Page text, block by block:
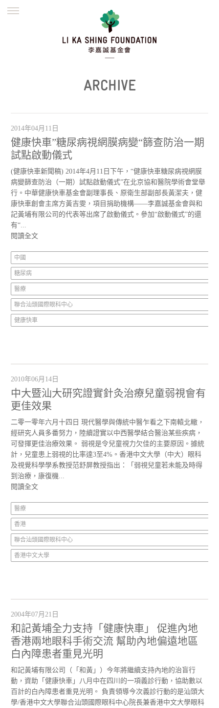
繁體
ARCHIVE
2014年04月11日
健康快車”糖尿病視網膜病變“篩查防治一期
試點啟動儀式
(健康快車新聞稿) 2014年4月11日下午，“健康快車糖尿病視網膜
病變篩查防治（一期）試點啟動儀式”在北京協和醫院學術會堂舉
行。中華健康快車基金會副理事長、原衛生部副部長黃潔夫，健
康快車創會主席方黃吉雯，項目捐助機構——李嘉誠基金會與和
記黃埔有限公司的代表等出席了啟動儀式。參加“啟動儀式”的還
有“...
閱讀全文
中國
糖尿病
醫療
聯合汕頭國際眼科中心
健康快車
2010年06月14日
中大暨汕大研究證實針灸治療兒童弱視會有
更佳效果
二零一零年六月十四日 現代醫學與傳統中醫乍看之下南轅北轍，
經研究人員多番努力，陸續證實以中西醫學結合醫治某些疾病，
可發揮更佳治療效果。 弱視是令兒童視力欠佳的主要原因。據統
計，兒童患上弱視的比率達3至4%。香港中文大學（中大）眼科
及視覺科學學系教授范舒屏教授指出：「弱視兒童若未能及時得
到治療，康復機...
閱讀全文
醫療
香港
聯合汕頭國際眼科中心
香港中文大學
2004年07月21日
和記黃埔全力支持「健康快車」 促進內地
香港兩地眼科手術交流 幫助內地偏遠地區
白內障患者重見光明
和記黃埔有限公司（「和黃」）今年將繼續支持內地的治盲行
動，資助「健康快車」八月中在四川的一項義診行動，協助數以
百計的白內障患者重見光明。 負責領導今次義診行動的是汕頭大
學/香港中文大學聯合汕頭國際眼科中心院長兼香港中文大學眼科